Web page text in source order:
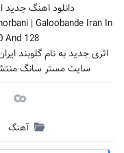
دانلود اهنگ جدید
| Galoobande Iran In
And 128
اثری جدید به نام گلوبند
سایت مستر سانگ
آهنگ